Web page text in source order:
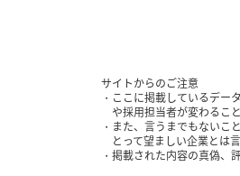
サイトからのご注意
ここに掲載しているデー
や採用担当者が変わるこ
また、言うまでもないこ
とって望ましい企業とは
掲載された内容の真偽、